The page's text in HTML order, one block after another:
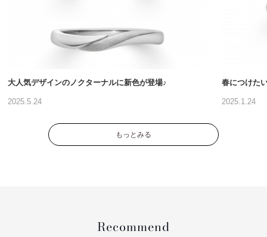
大人気デザインのノクターナルに新色が登場♪
2025.5.24
春につけた
2025.1.24
もっとみる
Recommend